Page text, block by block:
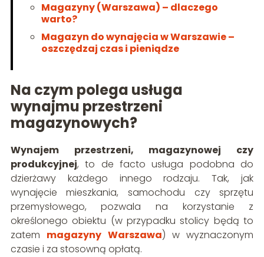
Magazyny (Warszawa) – dlaczego
warto?
Magazyn do wynajęcia w Warszawie –
oszczędzaj czas i pieniądze
Na czym polega usługa
wynajmu przestrzeni
magazynowych?
Wynajem przestrzeni, magazynowej czy
produkcyjnej, to de facto usługa podobna do
dzierżawy każdego innego rodzaju. Tak, jak
wynajęcie mieszkania, samochodu czy sprzętu
przemysłowego, pozwala na korzystanie z
określonego obiektu (w przypadku stolicy będą to
zatem magazyny Warszawa) w wyznaczonym
czasie i za stosowną opłatą.